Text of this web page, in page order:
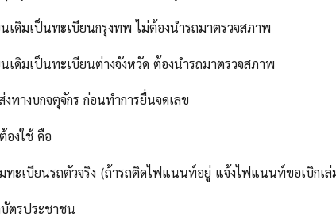
เดิมเป็นทะเบียนกรุงทพ ไม่ต้องนำรถมาตรวจสภาพ
เดิมเป็นทะเบียนต่างจังหวัด ต้องนำรถมาตรวจสภาพ
ทางบกจตุจักร ก่อนทำการยื่นจดเลข
องใช้ คือ
ทะเบียนรถตัวจริง (ถ้ารถติดไฟแนนท์อยู่ แจ้งไฟแนนท์ขอเบิกเล่
ตรประชาชน